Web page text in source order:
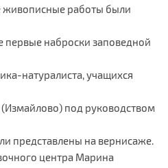
живописные работы были
первые наброски заповедной
натуралиста, учащихся
под руководством
представлены на вернисаже.
центра Марина